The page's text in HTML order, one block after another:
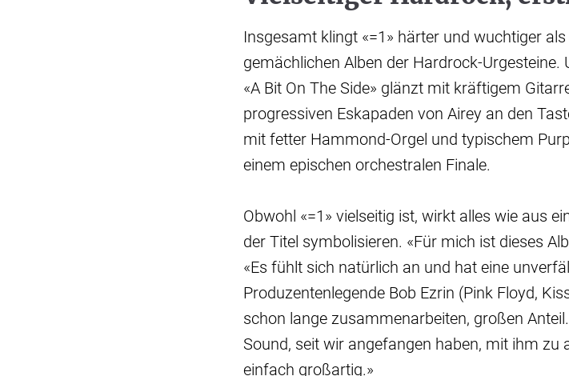
Insgesamt klingt «=1» härter und wuchtiger
gemächlichen Alben der Hardrock-Urgesteine.
«A Bit On The Side» glänzt mit kräftigem
progressiven Eskapaden von Airey an den
mit fetter Hammond-Orgel und typischem
einem epischen orchestralen Finale.
Obwohl «=1» vielseitig ist, wirkt alles wie aus
der Titel symbolisieren. «Für mich ist dieses
«Es fühlt sich natürlich an und hat eine
Produzentenlegende Bob Ezrin (Pink Floyd,
schon lange zusammenarbeiten, großen
Sound, seit wir angefangen haben, mit ihm zu
einfach großartig.»